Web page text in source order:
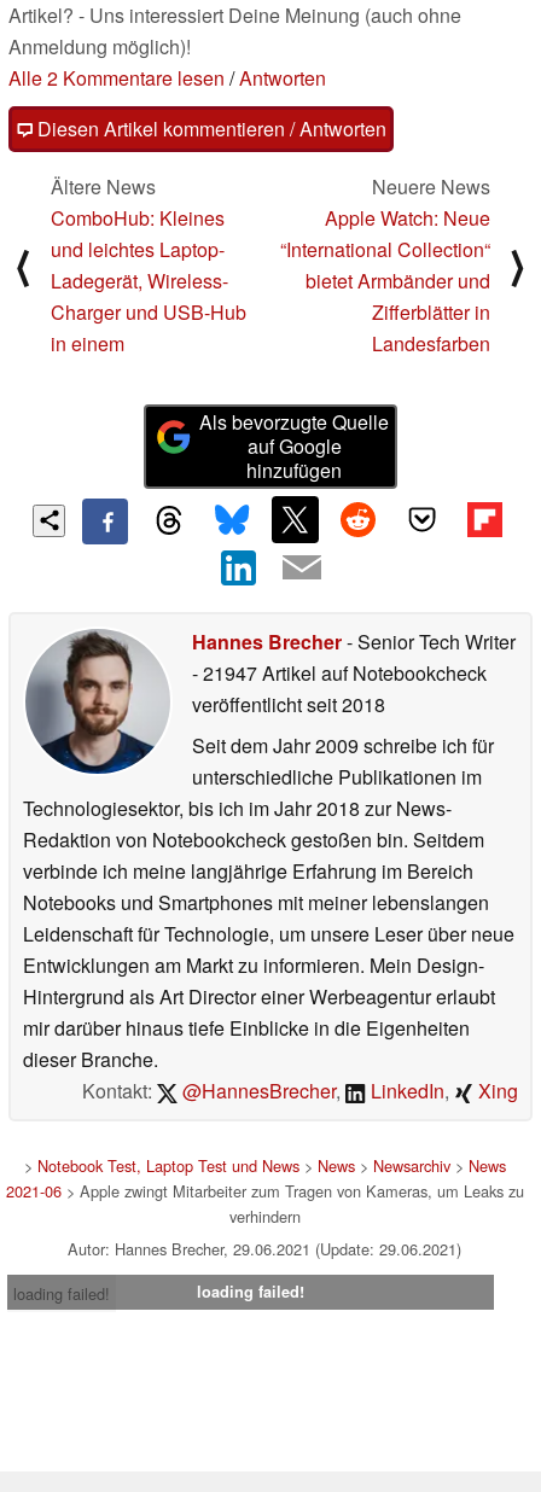
Artikel? - Uns interessiert Deine Meinung (auch ohne
Anmeldung möglich)!
Alle 2 Kommentare lesen /Antworten
Diesen Artikel kommentieren / Antworten
⟨
Ältere News
ComboHub: Kleines
und leichtes Laptop-
Ladegerät, Wireless-
Charger und USB-Hub
in einem
Neuere News
Apple Watch: Neue
“International Collection“
bietet Armbänder und
Zifferblätter in
Landesfarben
⟩
Als bevorzugte Quelle
auf Google
hinzufügen
Hannes Brecher- Senior Tech Writer
- 21947 Artikel auf Notebookcheck
veröffentlichtseit 2018
Seit dem Jahr 2009 schreibe ich für
unterschiedliche Publikationen im
Technologiesektor, bis ich im Jahr 2018 zur News-
Redaktion von Notebookcheck gestoßen bin. Seitdem
verbinde ich meine langjährige Erfahrung im Bereich
Notebooks und Smartphones mit meiner lebenslangen
Leidenschaft für Technologie, um unsere Leser über neue
Entwicklungen am Markt zu informieren. Mein Design-
Hintergrund als Art Director einer Werbeagentur erlaubt
mir darüber hinaus tiefe Einblicke in die Eigenheiten
dieser Branche.
Kontakt:
@HannesBrecher, LinkedIn, Xing
> Notebook Test, Laptop Test und News> News> Newsarchiv> News
2021-06> Apple zwingt Mitarbeiter zum Tragen von Kameras, um Leaks zu
verhindern
Autor: Hannes Brecher, 29.06.2021 (Update: 29.06.2021)
loading failed!
loading failed!